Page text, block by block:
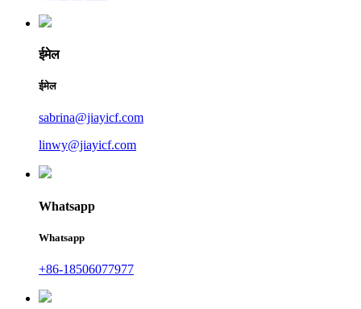
ईमेल
ईमेल
sabrina@jiayicf.com
linwy@jiayicf.com
Whatsapp
Whatsapp
+86-18506077977